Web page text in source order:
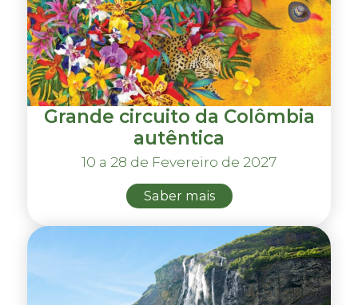
Grande circuito da Colômbia
autêntica
10 a 28 de Fevereiro de 2027
Saber mais